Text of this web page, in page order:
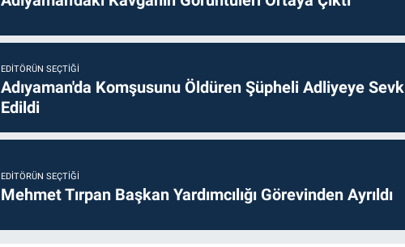
EDITÖRÜN SEÇTIĞI
Adıyaman'da Komşusunu Öldüren Şüpheli Adliyeye Sevk
Edildi
EDITÖRÜN SEÇTIĞI
Mehmet Tırpan Başkan Yardımcılığı Görevinden Ayrıldı